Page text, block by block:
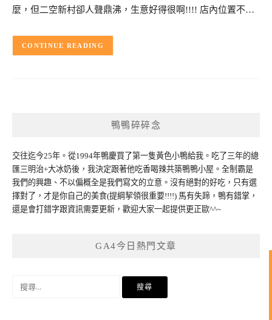
麼，但二空新村卻人聲鼎沸，生意好得很啊!!!! 店內位置不…
CONTINUE READING
鴨鴨碎碎念
交往迄今25年。從1994年鴨慶買了第一隻黃色小鴨給我。吃了三年的總
匯三明治+大冰奶後，我決定跟著他吃香喝辣共築鴨鴨小屋。全制霸是
我們的興趣、不以偏概全是我們寫文的立意。沒有絕對的好吃，只有選
擇對了，才是你自己的美食(提綱挈領很重要!!!!) 馬有失蹄，鴨有錯掌，
還是會打錯字跟資訊需要更新，歡迎大家一起提供更正歐^^~
GA4今日熱門文章